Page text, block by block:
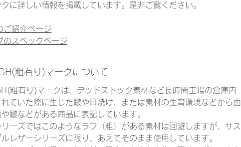
クに詳しい情報を掲載しています。是非ご覧ください。
ご紹介ページ
のスペックページ
粗有り)マークについて
粗有り)マークは、デッドストック素材など長時間工場の倉庫内
ていた際に生じた皺や日焼け、または素材の生育環境などから由
皺などがある商品に表記しています。
ーズではこのようなラフ（粗）がある素材は回避しますが、サス
レザーシリーズに限り、あえてそのまま使用しています。